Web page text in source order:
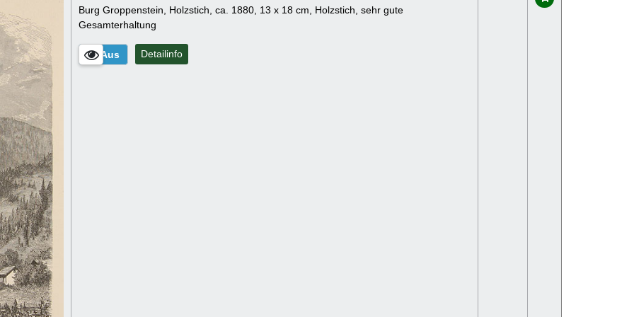
Burg Groppenstein, Holzstich, ca. 1880, 13 x 18 cm, Holzstich, sehr gute
Gesamterhaltung
Detailinfo